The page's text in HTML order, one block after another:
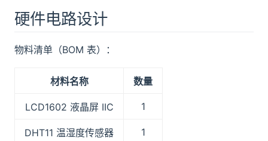
硬件电路设计
物料清单（BOM 表）：
材料名称 数量
LCD1602 液晶屏 IIC 1
DHT11 温湿度传感器 1